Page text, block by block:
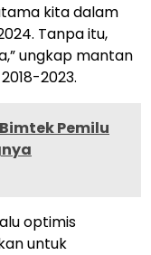
kita dalam
Tanpa itu,
ungkap mantan
2023.
Pemilu
optimis
untuk